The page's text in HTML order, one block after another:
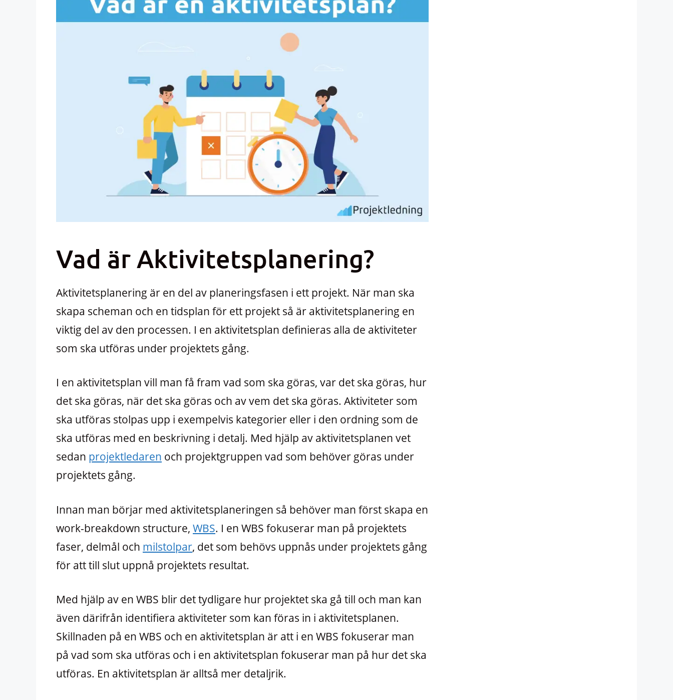
Vad är Aktivitetsplanering?
Aktivitetsplanering är en del av planeringsfasen i ett projekt. När man ska
skapa scheman och en tidsplan för ett projekt så är aktivitetsplanering en
viktig del av den processen. I en aktivitetsplan definieras alla de aktiviteter
som ska utföras under projektets gång.
I en aktivitetsplan vill man få fram vad som ska göras, var det ska göras, hur
det ska göras, när det ska göras och av vem det ska göras. Aktiviteter som
ska utföras stolpas upp i exempelvis kategorier eller i den ordning som de
ska utföras med en beskrivning i detalj. Med hjälp av aktivitetsplanen vet
sedan projektledaren och projektgruppen vad som behöver göras under
projektets gång.
Innan man börjar med aktivitetsplaneringen så behöver man först skapa en
work-breakdown structure, WBS. I en WBS fokuserar man på projektets
faser, delmål och milstolpar, det som behövs uppnås under projektets gång
för att till slut uppnå projektets resultat.
Med hjälp av en WBS blir det tydligare hur projektet ska gå till och man kan
även därifrån identifiera aktiviteter som kan föras in i aktivitetsplanen.
Skillnaden på en WBS och en aktivitetsplan är att i en WBS fokuserar man
på vad som ska utföras och i en aktivitetsplan fokuserar man på hur det ska
utföras. En aktivitetsplan är alltså mer detaljrik.